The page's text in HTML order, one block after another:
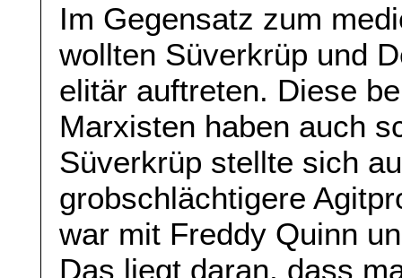
Im Gegensatz zum
wollten Süverkrüp und
elitär auftreten. Diese
Marxisten haben auch
Süverkrüp stellte sich
grobschlächtigere
war mit Freddy Quinn
Das liegt daran, dass